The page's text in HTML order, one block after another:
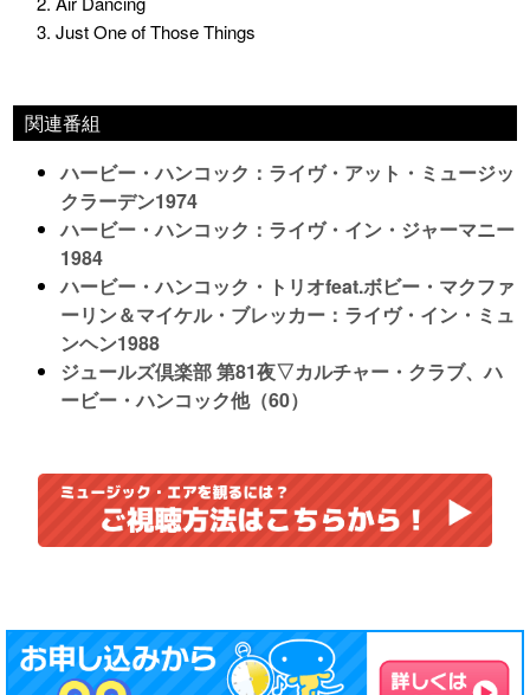
3. Just One of Those Things
関連番組
ハービー・ハンコック：ライヴ・アット・ミュージッ
クラーデン1974
ハービー・ハンコック：ライヴ・イン・ジャーマニー
1984
ハービー・ハンコック・トリオfeat.ボビー・マクファ
ーリン＆マイケル・ブレッカー：ライヴ・イン・ミュ
ンヘン1988
ジュールズ倶楽部 第81夜▽カルチャー・クラブ、ハ
ービー・ハンコック他（60）